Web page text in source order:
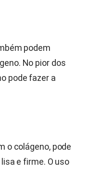
podem
No pior dos
pode fazer a
o colágeno, pode
e firme. O uso